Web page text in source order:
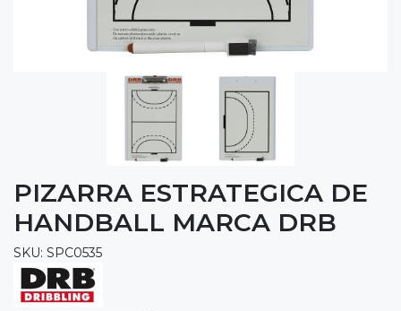
PIZARRA ESTRATEGICA DE
HANDBALL MARCA DRB
SKU: SPC0535